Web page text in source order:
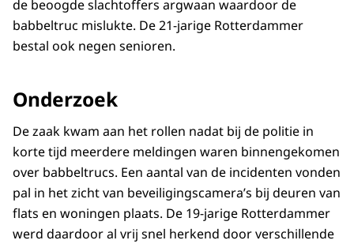
de beoogde slachtoffers argwaan waardoor de
babbeltruc mislukte. De 21-jarige Rotterdammer
bestal ook negen senioren.
Onderzoek
De zaak kwam aan het rollen nadat bij de politie in
korte tijd meerdere meldingen waren binnengekomen
over babbeltrucs. Een aantal van de incidenten vonden
pal in het zicht van beveiligingscamera’s bij deuren van
flats en woningen plaats. De 19-jarige Rotterdammer
werd daardoor al vrij snel herkend door verschillende